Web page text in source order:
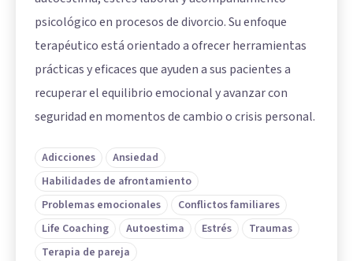
psicológico en procesos de divorcio. Su enfoque
terapéutico está orientado a ofrecer herramientas
prácticas y eficaces que ayuden a sus pacientes a
recuperar el equilibrio emocional y avanzar con
seguridad en momentos de cambio o crisis personal.
Adicciones
Ansiedad
Habilidades de afrontamiento
Problemas emocionales
Conflictos familiares
Life Coaching
Autoestima Estrés
Traumas
Terapia de pareja